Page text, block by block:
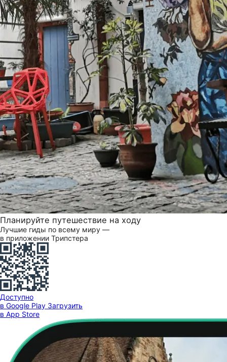
Планируйте путешествие на ходу
Лучшие гиды по всему миру —
в приложении Трипстера
Доступно
в Google Play Загрузить
в App Store